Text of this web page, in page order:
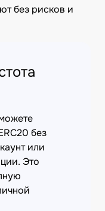
без рисков и
без
или
Это